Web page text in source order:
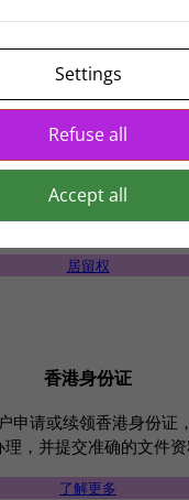
居留权
申请人取得香港居留权
居民的各项权益，无后
居留权
香港身份证​
申请或续领香港身份证
，并提交准确的文件资
了解更多
Settings
Refuse all
Accept all